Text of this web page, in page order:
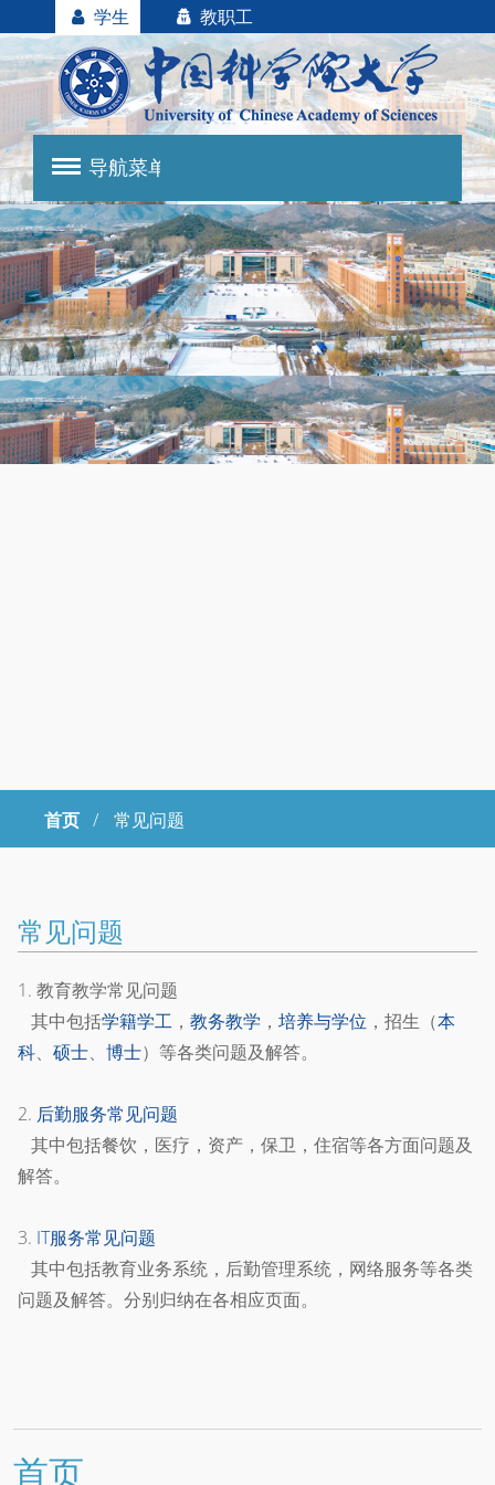
学生 教职工
首页 / 常见问题
常见问题
1. 教育教学常见问题
其中包括学籍学工 ， 教务教学 ， 培养与学位 ，招生（本
科、 硕士、 博士）等各类问题及解答。
2. 后勤服务常见问题
其中包括餐饮，医疗，资产，保卫，住宿等各方面问题及
解答。
3. IT服务常见问题
其中包括教育业务系统，后勤管理系统，网络服务等各类
问题及解答。分别归纳在各相应页面。
首页